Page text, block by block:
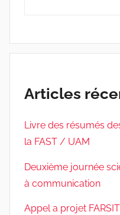
Articles
Livre des résumés
la FAST / UAM
Deuxième journée
à communication
Appel a projet